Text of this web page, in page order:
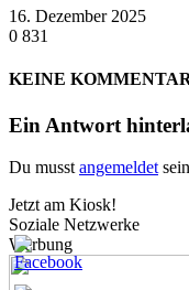
16. Dezember 2025
0 831
KEINE
Ein Antwort
Du musstangemeldet
Jetzt am Kiosk!
Soziale Netzwerke
Werbung